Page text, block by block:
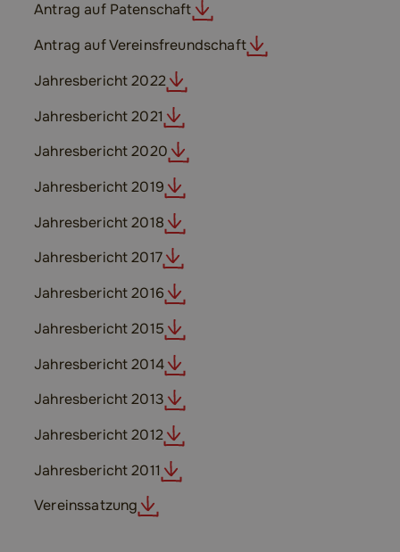
Antrag auf Patenschaft
Antrag auf Vereinsfreundschaft
Jahresbericht 2022
Jahresbericht 2021
Jahresbericht 2020
Jahresbericht 2019
Jahresbericht 2018
Jahresbericht 2017
Jahresbericht 2016
Jahresbericht 2015
Jahresbericht 2014
Jahresbericht 2013
Jahresbericht 2012
Jahresbericht 2011
Vereinssatzung